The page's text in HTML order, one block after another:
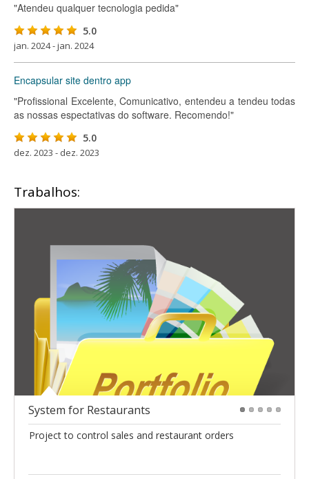
"Atendeu qualquer tecnologia pedida"
5.0
jan. 2024 - jan. 2024
Encapsular site dentro app
"Profissional Excelente, Comunicativo, entendeu a tendeu todas
as nossas espectativas do software. Recomendo!"
5.0
dez. 2023 - dez. 2023
Trabalhos:
System for Restaurants
Project to control sales and restaurant orders